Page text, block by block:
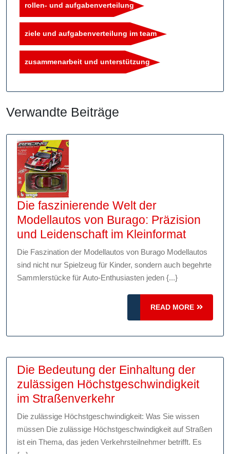
rollen- und aufgabenverteilung
ziele und aufgabenverteilung im team
zusammenarbeit und unterstützung
Verwandte Beiträge
Die faszinierende Welt der
Modellautos von Burago: Präzision
und Leidenschaft im KleinformatDie
Welt
von
Burago:
im
Die Faszination der Modellautos von Burago Modellautos
sind nicht nur Spielzeug für Kinder, sondern auch begehrte
Sammlerstücke für Auto-Enthusiasten jeden {...}
READ MORE
READ
MORE
Die Bedeutung der Einhaltung der
zulässigen Höchstgeschwindigkeit
im StraßenverkehrDie
Bedeutung
der
Einhaltung
Die zulässige Höchstgeschwindigkeit: Was Sie wissen
müssen Die zulässige Höchstgeschwindigkeit auf Straßen
ist ein Thema, das jeden Verkehrsteilnehmer betrifft. Es